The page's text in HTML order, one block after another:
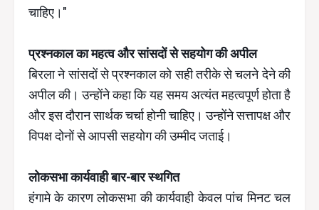
चाहिए।"
प्रश्नकाल का महत्व और सांसदों से सहयोग की अपील
बिरला ने सांसदों से प्रश्नकाल को सही तरीके से चलने देने की
अपील की। उन्होंने कहा कि यह समय अत्यंत महत्वपूर्ण होता है
और इस दौरान सार्थक चर्चा होनी चाहिए। उन्होंने सत्तापक्ष और
विपक्ष दोनों से आपसी सहयोग की उम्मीद जताई।
लोकसभा कार्यवाही बार-बार स्थगित
हंगामे के कारण लोकसभा की कार्यवाही केवल पांच मिनट चल